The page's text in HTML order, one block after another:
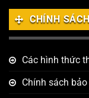
CHÍNH SÁCH
Các hình thức
Chính sách